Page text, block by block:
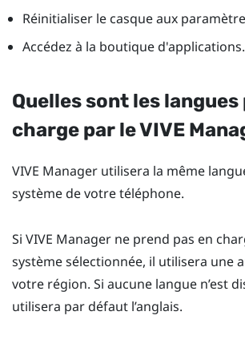
Réinitialiser le casque aux
Accédez à la boutique d'applications.
Quelles sont les langues
charge par leVIVE
VIVE Manager utilisera la même
système de votre téléphone.
Si VIVE Manager ne prend pas en
système sélectionnée, il utilisera une
votre région. Si aucune langue n’est
utilisera par défaut l’anglais.